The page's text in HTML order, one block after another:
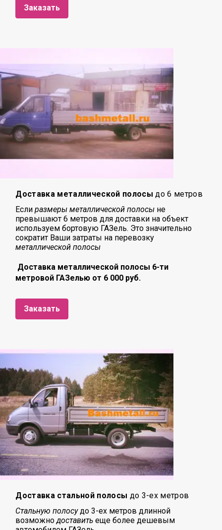
Заказать
Доставка металлической полосы до 6 метров
Еслиразмеры металлической полосы не
превышают 6 метров для доставки на объект
используем бортовую ГАЗель. Это значительно
сократит Ваши затраты на перевозку
металлической полосы
Доставка металлической полосы 6-ти
метровой ГАЗелью от 6 000 руб.
Заказать
Доставка стальной полосы до 3-ех метров
Стальную полосудо 3-ех метров длинной
возможнодоставить еще более дешевым